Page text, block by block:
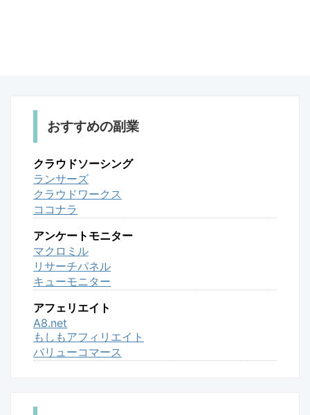
おすすめの副業
クラウドソーシング
ランサーズ
クラウドワークス
ココナラ
アンケートモニター
マクロミル
リサーチパネル
キューモニター
アフェリエイト
A8.net
もしもアフィリエイト
バリューコマース